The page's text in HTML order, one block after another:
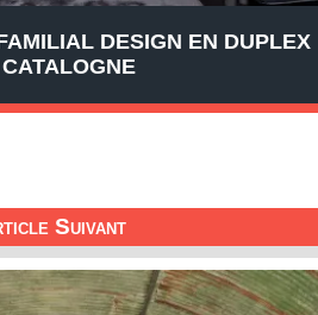
DESIGN EN DUPLEX
Suivant